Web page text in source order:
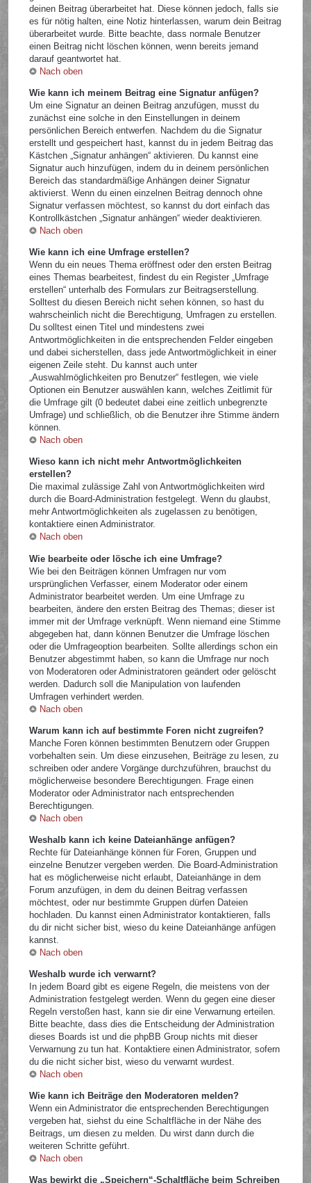
deinen Beitrag überarbeitet hat. Diese können jedoch, falls sie
es für nötig halten, eine Notiz hinterlassen, warum dein Beitrag
überarbeitet wurde. Bitte beachte, dass normale Benutzer
einen Beitrag nicht löschen können, wenn bereits jemand
darauf geantwortet hat.
Nach oben
Wie kann ich meinem Beitrag eine Signatur anfügen?
Um eine Signatur an deinen Beitrag anzufügen, musst du
zunächst eine solche in den Einstellungen in deinem
persönlichen Bereich entwerfen. Nachdem du die Signatur
erstellt und gespeichert hast, kannst du in jedem Beitrag das
Kästchen „Signatur anhängen“ aktivieren. Du kannst eine
Signatur auch hinzufügen, indem du in deinem persönlichen
Bereich das standardmäßige Anhängen deiner Signatur
aktivierst. Wenn du einen einzelnen Beitrag dennoch ohne
Signatur verfassen möchtest, so kannst du dort einfach das
Kontrollkästchen „Signatur anhängen“ wieder deaktivieren.
Nach oben
Wie kann ich eine Umfrage erstellen?
Wenn du ein neues Thema eröffnest oder den ersten Beitrag
eines Themas bearbeitest, findest du ein Register „Umfrage
erstellen“ unterhalb des Formulars zur Beitragserstellung.
Solltest du diesen Bereich nicht sehen können, so hast du
wahrscheinlich nicht die Berechtigung, Umfragen zu erstellen.
Du solltest einen Titel und mindestens zwei
Antwortmöglichkeiten in die entsprechenden Felder eingeben
und dabei sicherstellen, dass jede Antwortmöglichkeit in einer
eigenen Zeile steht. Du kannst auch unter
„Auswahlmöglichkeiten pro Benutzer“ festlegen, wie viele
Optionen ein Benutzer auswählen kann, welches Zeitlimit für
die Umfrage gilt (0 bedeutet dabei eine zeitlich unbegrenzte
Umfrage) und schließlich, ob die Benutzer ihre Stimme ändern
können.
Nach oben
Wieso kann ich nicht mehr Antwortmöglichkeiten
erstellen?
Die maximal zulässige Zahl von Antwortmöglichkeiten wird
durch die Board-Administration festgelegt. Wenn du glaubst,
mehr Antwortmöglichkeiten als zugelassen zu benötigen,
kontaktiere einen Administrator.
Nach oben
Wie bearbeite oder lösche ich eine Umfrage?
Wie bei den Beiträgen können Umfragen nur vom
ursprünglichen Verfasser, einem Moderator oder einem
Administrator bearbeitet werden. Um eine Umfrage zu
bearbeiten, ändere den ersten Beitrag des Themas; dieser ist
immer mit der Umfrage verknüpft. Wenn niemand eine Stimme
abgegeben hat, dann können Benutzer die Umfrage löschen
oder die Umfrageoption bearbeiten. Sollte allerdings schon ein
Benutzer abgestimmt haben, so kann die Umfrage nur noch
von Moderatoren oder Administratoren geändert oder gelöscht
werden. Dadurch soll die Manipulation von laufenden
Umfragen verhindert werden.
Nach oben
Warum kann ich auf bestimmte Foren nicht zugreifen?
Manche Foren können bestimmten Benutzern oder Gruppen
vorbehalten sein. Um diese einzusehen, Beiträge zu lesen, zu
schreiben oder andere Vorgänge durchzuführen, brauchst du
möglicherweise besondere Berechtigungen. Frage einen
Moderator oder Administrator nach entsprechenden
Berechtigungen.
Nach oben
Weshalb kann ich keine Dateianhänge anfügen?
Rechte für Dateianhänge können für Foren, Gruppen und
einzelne Benutzer vergeben werden. Die Board-Administration
hat es möglicherweise nicht erlaubt, Dateianhänge in dem
Forum anzufügen, in dem du deinen Beitrag verfassen
möchtest, oder nur bestimmte Gruppen dürfen Dateien
hochladen. Du kannst einen Administrator kontaktieren, falls
du dir nicht sicher bist, wieso du keine Dateianhänge anfügen
kannst.
Nach oben
Weshalb wurde ich verwarnt?
In jedem Board gibt es eigene Regeln, die meistens von der
Administration festgelegt werden. Wenn du gegen eine dieser
Regeln verstoßen hast, kann sie dir eine Verwarnung erteilen.
Bitte beachte, dass dies die Entscheidung der Administration
dieses Boards ist und die phpBB Group nichts mit dieser
Verwarnung zu tun hat. Kontaktiere einen Administrator, sofern
du die nicht sicher bist, wieso du verwarnt wurdest.
Nach oben
Wie kann ich Beiträge den Moderatoren melden?
Wenn ein Administrator die entsprechenden Berechtigungen
vergeben hat, siehst du eine Schaltfläche in der Nähe des
Beitrags, um diesen zu melden. Du wirst dann durch die
weiteren Schritte geführt.
Nach oben
Was bewirkt die „Speichern“-Schaltfläche beim Schreiben